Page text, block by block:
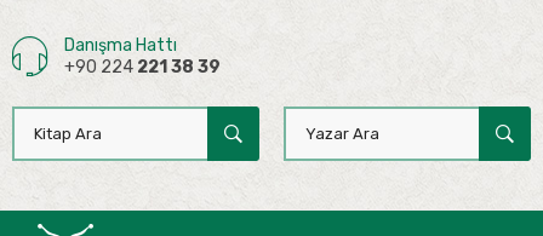
Danışma Hattı
+90 224 221 38 39